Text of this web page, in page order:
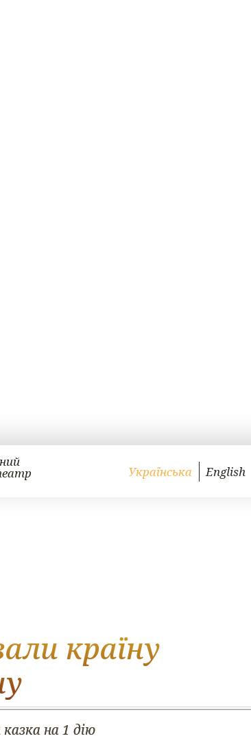
Українська English
країну
на 1 дію